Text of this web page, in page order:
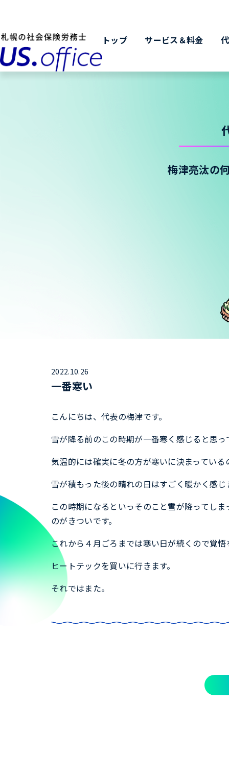
トップ サービス＆料金
梅津亮汰の
2022.10.26
一番寒い
こんにちは、代表の梅津です。
雪が降る前のこの時期が一番寒く感じると思
気温的には確実に冬の方が寒いに決まってい
雪が積もった後の晴れの日はすごく暖かく感じ
この時期になるといっそのこと雪が降ってし
のがきついです。
これから４月ごろまでは寒い日が続くので覚
ヒートテックを買いに行きます。
それではまた。